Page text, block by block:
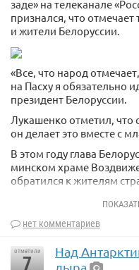
заде» на телеканале
признался, что
и жители Белоруссии.
«Все, что народ
на Пасху я обязательно
президент Белоруссии.
Лукашенко отметил, что
он делает это вместе с
В этом году глава
минском храме
обратился к жителям
smotrim.ru/video/2256697
нет комментариев
отметили
7
Над
дыра